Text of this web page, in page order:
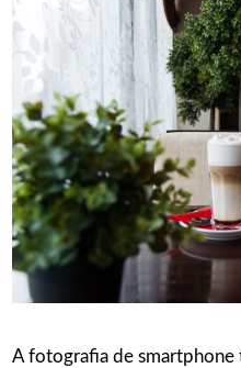
A fotografia de smartphone